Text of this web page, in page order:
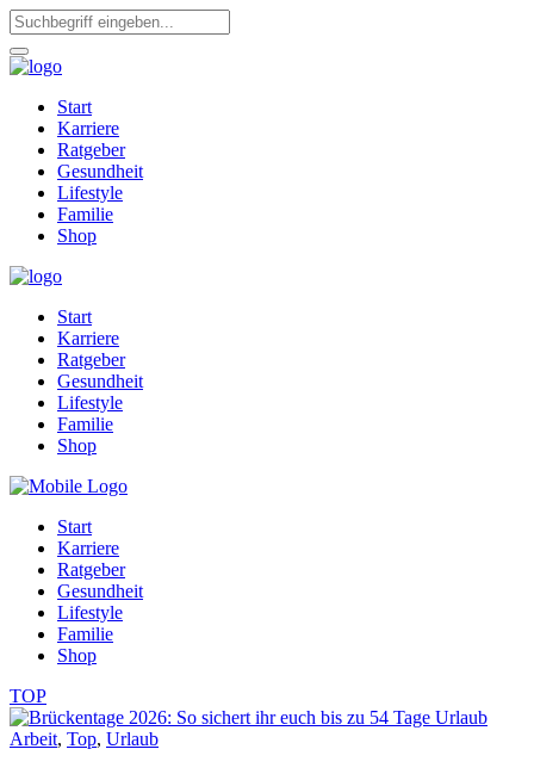
Start
Karriere
Ratgeber
Gesundheit
Lifestyle
Familie
Shop
Start
Karriere
Ratgeber
Gesundheit
Lifestyle
Familie
Shop
Start
Karriere
Ratgeber
Gesundheit
Lifestyle
Familie
Shop
TOP
Arbeit, Top, Urlaub